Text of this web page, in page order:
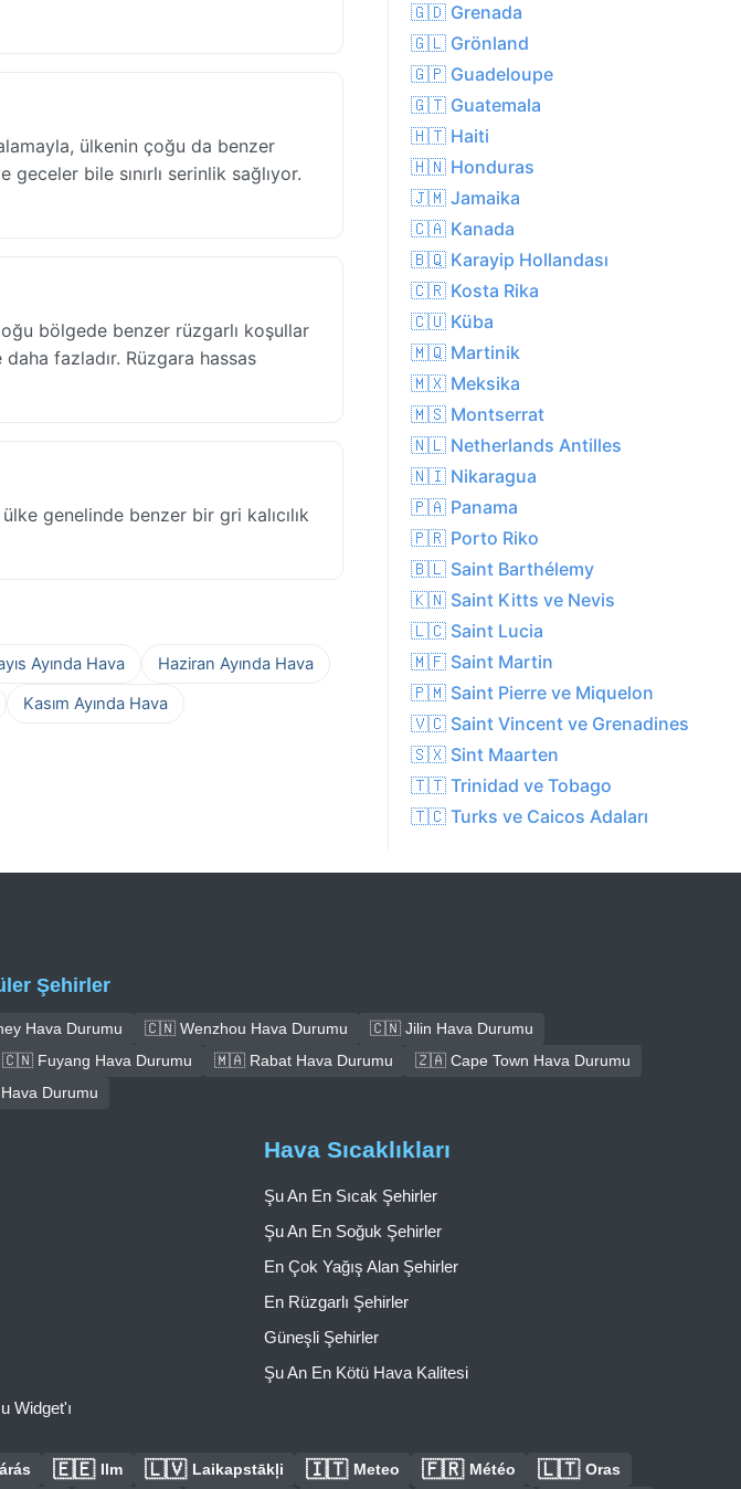
ülkenin çoğu da benzer
bile sınırlı serinlik sağlıyor.
bölgede benzer rüzgarlı koşullar
fazladır. Rüzgara hassas
genelinde benzer bir gri kalıcılık
Ayında Hava
Haziran Ayında Hava
Kasım Ayında Hava
🇬🇩 Grenada
🇬🇱 Grönland
🇬🇵 Guadeloupe
🇬🇹 Guatemala
🇭🇹 Haiti
🇭🇳 Honduras
🇯🇲 Jamaika
🇨🇦 Kanada
🇧🇶 Karayip Hollandası
🇨🇷 Kosta Rika
🇨🇺 Küba
🇲🇶 Martinik
🇲🇽 Meksika
🇲🇸 Montserrat
🇳🇱 Netherlands Antilles
🇳🇮 Nikaragua
🇵🇦 Panama
🇵🇷 Porto Riko
🇧🇱 Saint Barthélemy
🇰🇳 Saint Kitts ve Nevis
🇱🇨 Saint Lucia
🇲🇫 Saint Martin
🇵🇲 Saint Pierre ve Miquelon
🇻🇨 Saint Vincent ve Grenadines
🇸🇽 Sint Maarten
🇹🇹 Trinidad ve Tobago
🇹🇨 Turks ve Caicos Adaları
Şehirler
Hava Durumu 🇨🇳 Wenzhou Hava Durumu
🇨🇳 Jilin Hava Durumu
🇨🇳 Fuyang Hava Durumu 🇲🇦 Rabat Hava Durumu
🇿🇦 Cape Town Hava Durumu
Durumu
Widget'ı
Hava Sıcaklıkları
Şu An En Sıcak Şehirler
Şu An En Soğuk Şehirler
En Çok Yağış Alan Şehirler
En Rüzgarlı Şehirler
Güneşli Şehirler
Şu An En Kötü Hava Kalitesi
🇪🇪 Ilm 🇱🇻 Laikapstākļi 🇮🇹 Meteo 🇫🇷 Météo 🇱🇹 Oras